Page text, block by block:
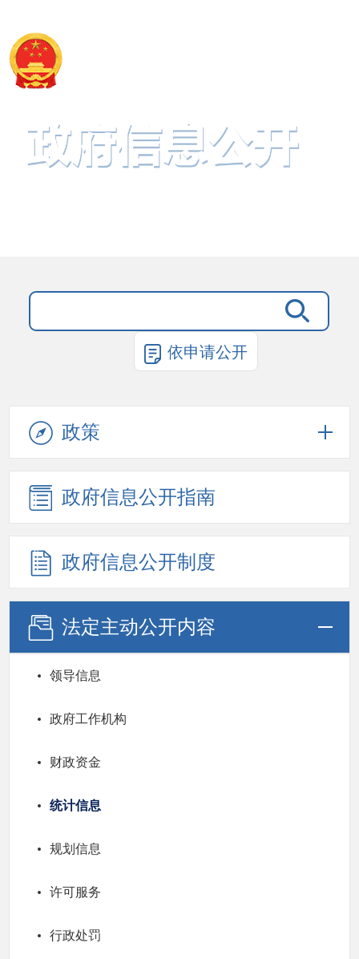
依申请公开
政策
政府信息公开指南
政府信息公开制度
法定主动公开内容
领导信息
政府工作机构
财政资金
统计信息
规划信息
许可服务
行政处罚